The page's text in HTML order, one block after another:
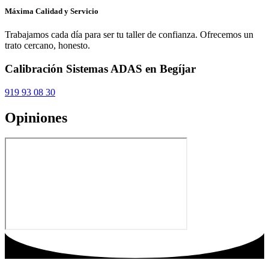
Máxima Calidad y Servicio
Trabajamos cada día para ser tu taller de confianza. Ofrecemos un
trato cercano, honesto.
Calibración Sistemas ADAS en Begíjar
919 93 08 30
Opiniones